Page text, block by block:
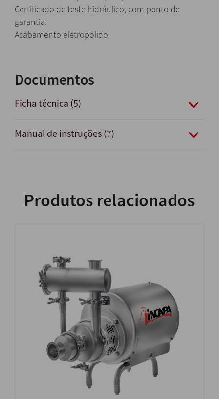
Certificado de teste hidráulico, com ponto de
garantia.
Acabamento eletropolido.
Documentos
Ficha técnica (5)
Manual de instruções (7)
Produtos relacionados